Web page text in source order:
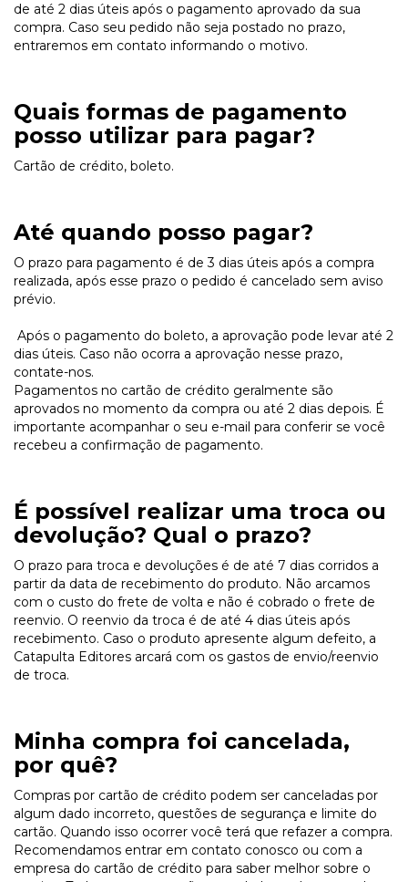
de até 2 dias úteis após o pagamento aprovado da sua
compra. Caso seu pedido não seja postado no prazo,
entraremos em contato informando o motivo.
Quais formas de pagamento
posso utilizar para pagar?
Cartão de crédito, boleto.
Até quando posso pagar?
O prazo para pagamento é de 3 dias úteis após a compra
realizada, após esse prazo o pedido é cancelado sem aviso
prévio.
Após o pagamento do boleto, a aprovação pode levar até 2
dias úteis. Caso não ocorra a aprovação nesse prazo,
contate-nos.
Pagamentos no cartão de crédito geralmente são
aprovados no momento da compra ou até 2 dias depois. É
importante acompanhar o seu e-mail para conferir se você
recebeu a confirmação de pagamento.
É possível realizar uma troca ou
devolução? Qual o prazo?
O prazo para troca e devoluções é de até 7 dias corridos a
partir da data de recebimento do produto. Não arcamos
com o custo do frete de volta e não é cobrado o frete de
reenvio. O reenvio da troca é de até 4 dias úteis após
recebimento. Caso o produto apresente algum defeito, a
Catapulta Editores arcará com os gastos de envio/reenvio
de troca.
Minha compra foi cancelada,
por quê?
Compras por cartão de crédito podem ser canceladas por
algum dado incorreto, questões de segurança e limite do
cartão. Quando isso ocorrer você terá que refazer a compra.
Recomendamos entrar em contato conosco ou com a
empresa do cartão de crédito para saber melhor sobre o